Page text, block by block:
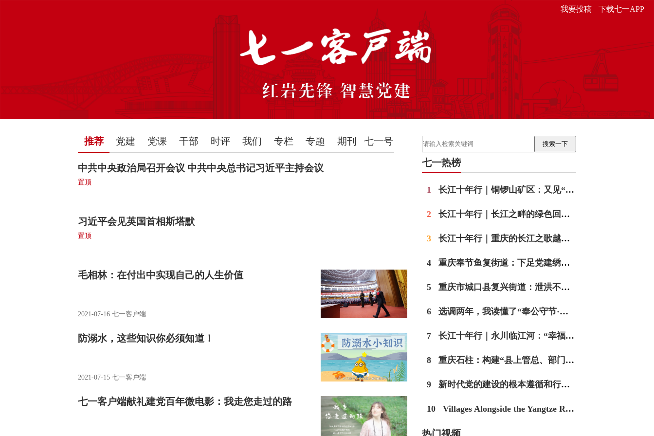
我要投稿 下载七一APP
推荐 党建 党课 干部 时评 我们 专栏 专题 期刊 七一号
中共中央政治局召开会议 中共中央总书记习近平主持会议
置顶
习近平会见英国首相斯塔默
置顶
毛相林：在付出中实现自己的人生价值
2021-07-16 七一客户端
防溺水，这些知识你必须知道！
2021-07-15 七一客户端
七一客户端献礼建党百年微电影：我走您走过的路
七一热榜
1 长江十年行｜铜锣山矿区：又见“靠山吃山”
2 长江十年行｜长江之畔的绿色回响——重庆涪陵睦和村的十年答卷
3 长江十年行｜重庆的长江之歌越唱越响亮
4 重庆奉节鱼复街道：下足党建绣花功 织就民生幸福网
5 重庆市城口县复兴街道：泄洪不泄责 数智护民安
6 选调两年，我读懂了“奉公守节·实干争先”
7 长江十年行｜永川临江河：“幸福河”边话幸福
8 重庆石柱：构建“县上管总、部门支援、镇街主战”实战工作体系 筑牢防汛抗灾坚实防线
9 新时代党的建设的根本遵循和行动指南
10 Villages Alongside the Yangtze River｜Muhe in "Green" Motion
热门视频